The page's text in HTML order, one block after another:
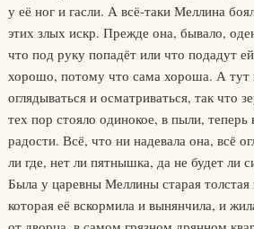
у её ног и гасли. А всё-таки Меллина
этих злых искр. Прежде она, бывало,
что под руку попадёт или что подадут
хорошо, потому что сама хороша. А тут
оглядываться и осматриваться, так что
тех пор стояло одинокое, в пыли, теперь
радости. Всё, что ни надевала она, всё
ли где, нет ли пятнышка, да не будет ли
Была у царевны Меллины старая
которая её вскормила и вынянчила, и